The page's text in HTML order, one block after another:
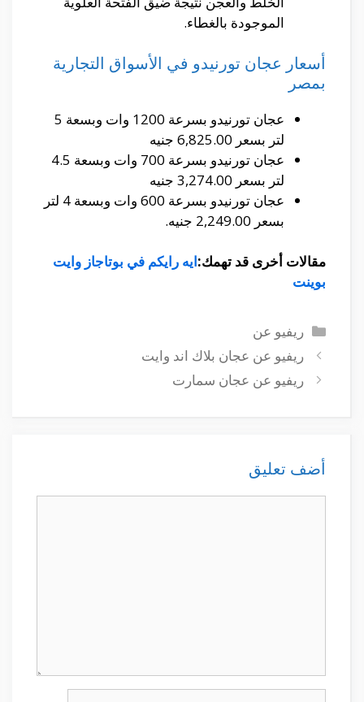
الموجودة بالغطاء.
أسعار عجان تورنيدو في الأسواق التجارية
بمصر
عجان تورنيدو بسرعة 1200 وات وبسعة 5
لتر بسعر 6,825.00 جنيه
عجان تورنيدو بسرعة 700 وات وبسعة 4.5
لتر بسعر 3,274.00 جنيه
عجان تورنيدو بسرعة 600 وات وبسعة 4 لتر
بسعر 2,249.00 جنيه.
مقالات أخرى قد تهمك:ايه رايكم في بوتاجاز وايت
بوينت
التصنيفات
ريفيو عن
ريفيو عن عجان بلاك اند وايت
ريفيو عن عجان سمارت
أضف تعليق